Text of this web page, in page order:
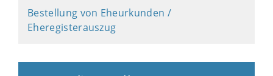
Bestellung von Eheurkunden /
Eheregisterauszug